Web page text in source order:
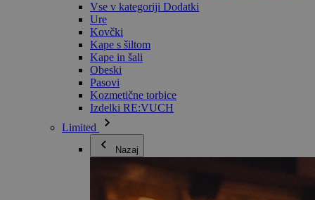
Vse v kategoriji Dodatki
Ure
Kovčki
Kape s šiltom
Kape in šali
Obeski
Pasovi
Kozmetične torbice
Izdelki RE:VUCH
Limited
Nazaj